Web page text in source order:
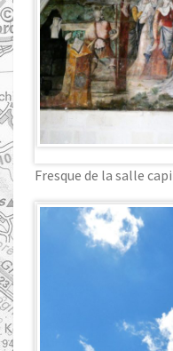
Fresque de la salle